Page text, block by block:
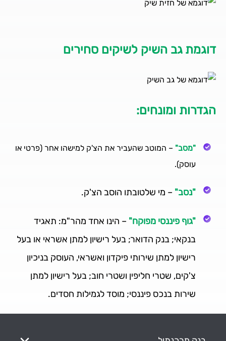
דוגמת גב השיק לשיקים סחירים
הגדרות ומונחים:
"מסב" – המוטב שהעביר את הצ'ק למישהו אחר (פרטי או
עוסק).
"נסב" – מי שלטובתו הוסב הצ'ק.
"גוף פיננסי מפוקח" – הינו אחד מהר"מ: תאגיד
בנקאי; בנק הדואר; בעל רישיון למתן אשראי או בעל
רישיון למתן שירותי פיקדון ואשראי, העוסק בניכיון
צ'קים, שטרי חליפין ושטרי חוב; בעל רישיון למתן
שירות בנכס פיננסי; מוסד לגמילות חסדים.